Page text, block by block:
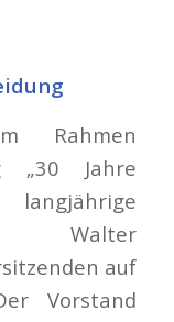
Rahmen
„30 Jahre
Walter
auf
Vorstand